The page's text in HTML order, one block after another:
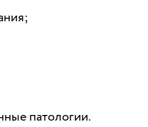
патологии.